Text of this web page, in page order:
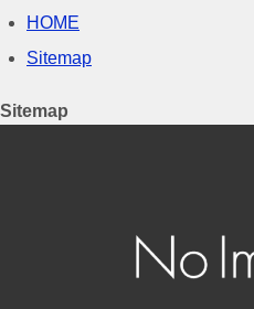
HOME
Sitemap
Sitemap